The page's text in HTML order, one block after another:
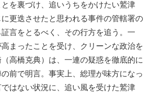
を裏づけ、追いうちをかけたい鷲津
更迭させたと思われる事件の管轄署の
言をとるべく、その行方を追う。一
まったことを受け、クリーンな政治を
高橋克典）は、一連の疑惑を徹底的に
前で明言。事実上、総理が味方になっ
はない状況に、追い風を受けた鷲津